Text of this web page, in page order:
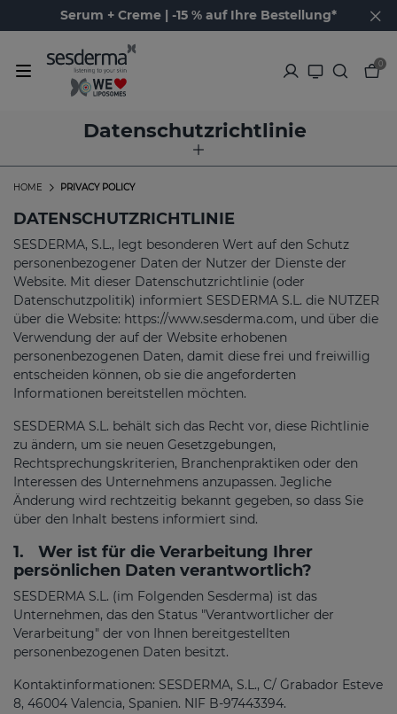
Serum + Creme | -15 % auf Ihre Bestellung*
0
Datenschutzrichtlinie
PRIVACY POLICY
HOME
DATENSCHUTZRICHTLINIE
SESDERMA, S.L., legt besonderen Wert auf den Schutz
personenbezogener Daten der Nutzer der Dienste der
Website. Mit dieser Datenschutzrichtlinie (oder
Datenschutzpolitik) informiert SESDERMA S.L. die NUTZER
über die Website: https://www.sesderma.com, und über die
Verwendung der auf der Website erhobenen
personenbezogenen Daten, damit diese frei und freiwillig
entscheiden können, ob sie die angeforderten
Informationen bereitstellen möchten.
SESDERMA S.L. behält sich das Recht vor, diese Richtlinie
zu ändern, um sie neuen Gesetzgebungen,
Rechtsprechungskriterien, Branchenpraktiken oder den
Interessen des Unternehmens anzupassen. Jegliche
Änderung wird rechtzeitig bekannt gegeben, so dass Sie
über den Inhalt bestens informiert sind.
1.
Wer ist für die Verarbeitung Ihrer
persönlichen Daten verantwortlich?
SESDERMA S.L. (im Folgenden Sesderma) ist das
Unternehmen, das den Status "Verantwortlicher der
Verarbeitung" der von Ihnen bereitgestellten
personenbezogenen Daten besitzt.
Kontaktinformationen: SESDERMA, S.L., C/ Grabador Esteve
8, 46004 Valencia, Spanien. NIF B-97443394.